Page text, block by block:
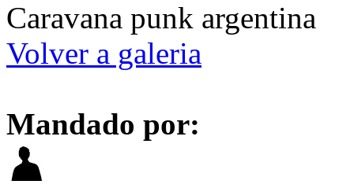
Caravana punk argentina
Volver a galeria
Mandado por: